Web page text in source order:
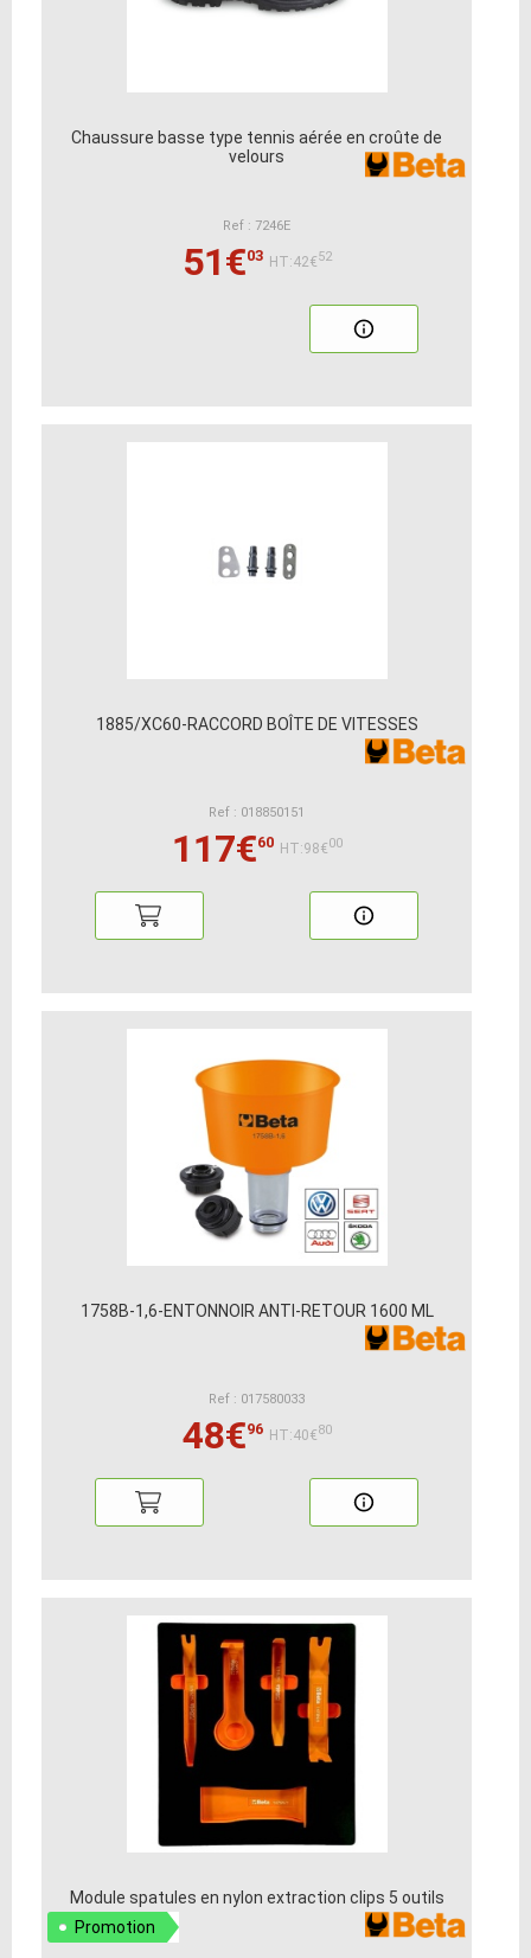
Chaussure basse type tennis aérée en croûte de
velours
Ref : 7246E
51€03 HT:42€52
1885/XC60-RACCORD BOÎTE DE VITESSES
Ref : 018850151
117€60 HT:98€00
1758B-1,6-ENTONNOIR ANTI-RETOUR 1600 ML
Ref : 017580033
48€96 HT:40€80
Module spatules en nylon extraction clips 5 outils
Promotion